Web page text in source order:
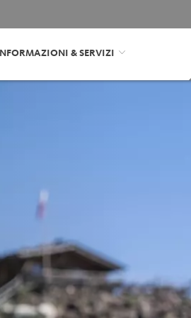
INFORMAZIONI & SERVIZI